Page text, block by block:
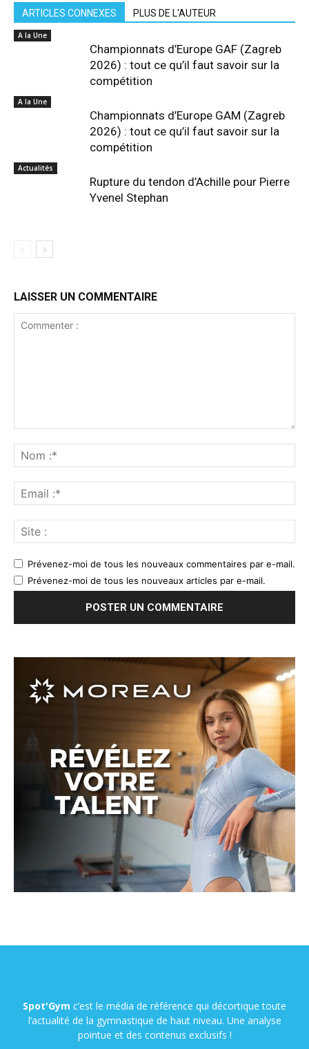
ARTICLES CONNEXES PLUS DE L'AUTEUR
A la Une
Championnats d’Europe GAF (Zagreb
2026) : tout ce qu’il faut savoir sur la
compétition
A la Une
Championnats d’Europe GAM (Zagreb
2026) : tout ce qu’il faut savoir sur la
compétition
Actualités
Rupture du tendon d’Achille pour Pierre
Yvenel Stephan
LAISSER UN COMMENTAIRE
Prévenez-moi de tous les nouveaux commentaires par e-mail.
Prévenez-moi de tous les nouveaux articles par e-mail.
Spot'Gym c’est le média de référence qui décortique toute
l’actualité de la gymnastique de haut niveau. Une analyse
pointue et des contenus exclusifs !